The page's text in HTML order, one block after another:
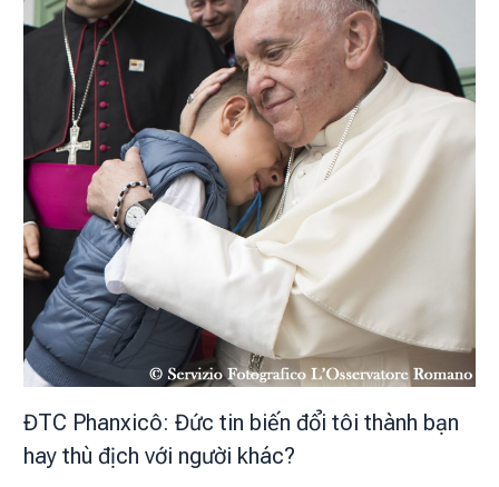
ĐTC Phanxicô: Đức tin biến đổi tôi thành bạn
hay thù địch với người khác?